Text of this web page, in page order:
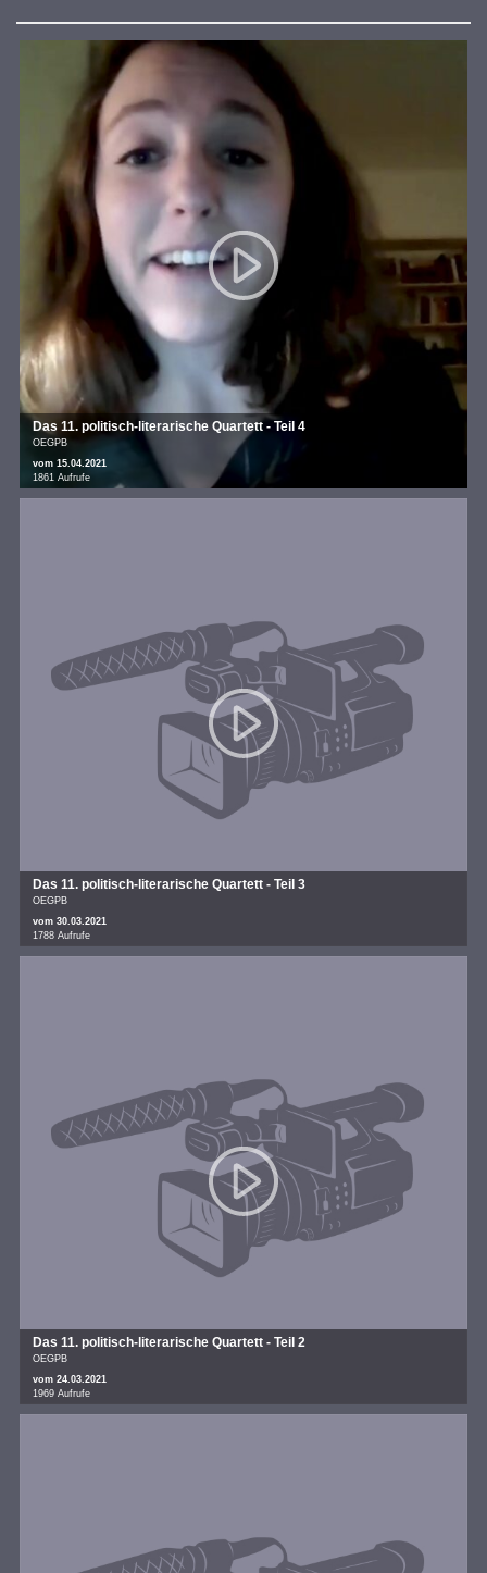
Das 11. politisch-literarische Quartett - Teil 4
OEGPB
vom 15.04.2021
1861 Aufrufe
Das 11. politisch-literarische Quartett - Teil 3
OEGPB
vom 30.03.2021
1788 Aufrufe
Das 11. politisch-literarische Quartett - Teil 2
OEGPB
vom 24.03.2021
1969 Aufrufe